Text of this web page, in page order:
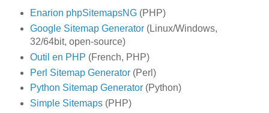
Enarion phpSitemapsNG(PHP)
Google Sitemap Generator(Linux/Windows,
32/64bit, open-source)
Outil en PHP (French, PHP)
Perl Sitemap Generator(Perl)
Python Sitemap Generator(Python)
Simple Sitemaps(PHP)